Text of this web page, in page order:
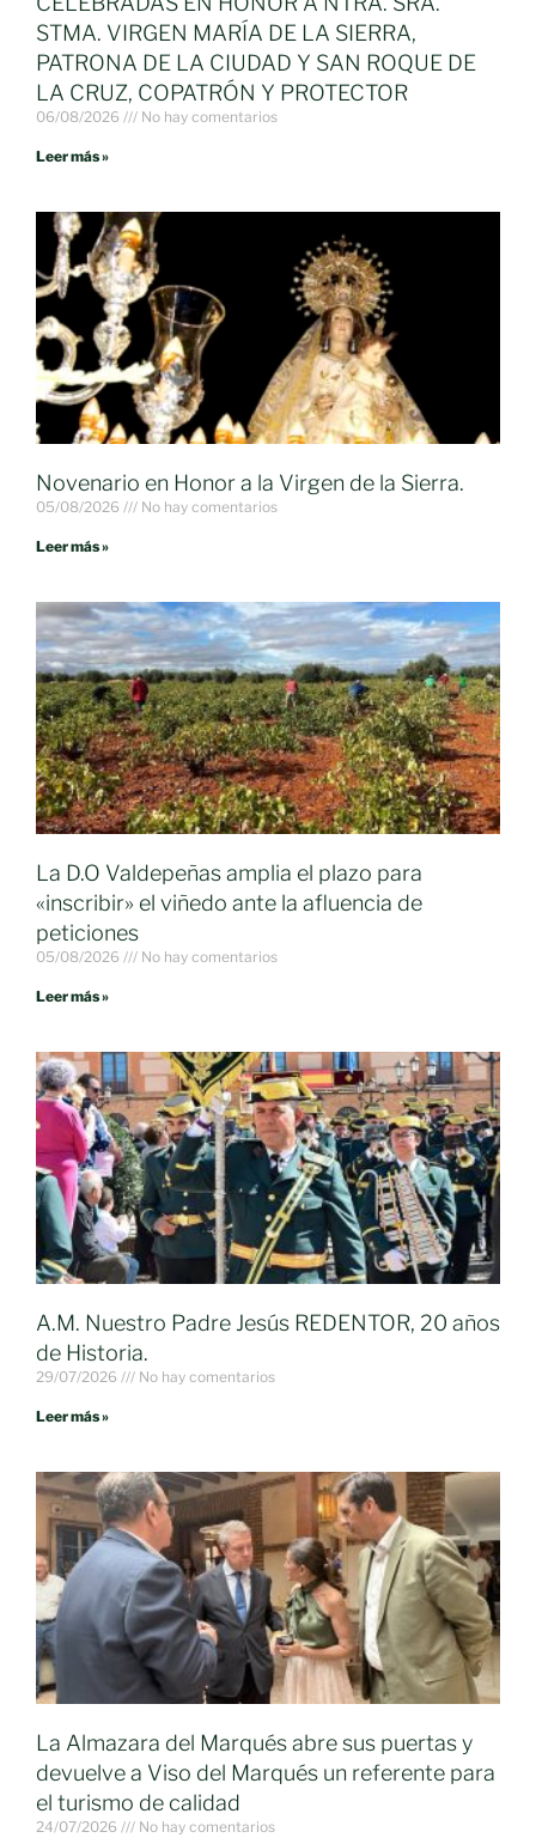
STMA. VIRGEN MARÍA DE LA SIERRA,
PATRONA DE LA CIUDAD Y SAN ROQUE DE
LA CRUZ, COPATRÓN Y PROTECTOR
06/08/2026 No hay comentarios
Leer más »
Novenario en Honor a la Virgen de la Sierra.
05/08/2026 No hay comentarios
Leer más »
La D.O Valdepeñas amplia el plazo para
«inscribir» el viñedo ante la afluencia de
peticiones
05/08/2026 No hay comentarios
Leer más »
A.M. Nuestro Padre Jesús REDENTOR, 20 años
de Historia.
29/07/2026 No hay comentarios
Leer más »
La Almazara del Marqués abre sus puertas y
devuelve a Viso del Marqués un referente para
el turismo de calidad
24/07/2026 No hay comentarios